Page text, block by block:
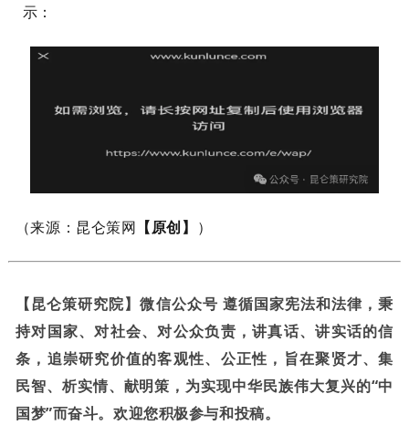
示：
（来源：昆仑策网 【原创】 ）
【昆仑策研究院】微信公众号 遵循国家宪法和法律，秉
持对国家、对社会、对公众负责，讲真话、讲实话的信
条，追崇研究价值的客观性、公正性，旨在聚贤才、集
民智、析实情、献明策，为实现中华民族伟大复兴的“中
国梦”而奋斗。欢迎您积极参与和投稿。